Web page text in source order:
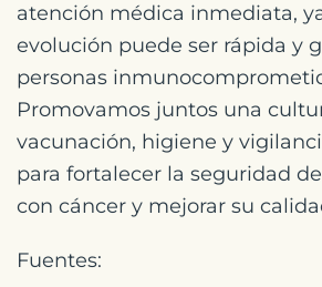
atención médica inmediata,
evolución puede ser rápida y
personas
Promovamos juntos una
vacunación, higiene y
para fortalecer la seguridad
con cáncer y mejorar su
Fuentes: